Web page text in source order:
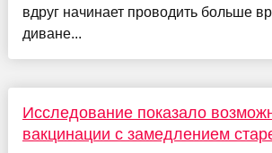
вдруг начинает проводить больше
диване...
Исследование показало
вакцинации с замедлением